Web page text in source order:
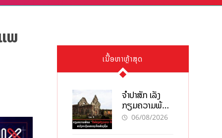
ພ
ເນື້ອຫາຫຼ້າສຸດ
ຈຳປາສັກ ເລັ່ງ
ກຽມຄວາມພ້ອມ
“ປີທ່ອງທ່ຽວ
06/08/2026